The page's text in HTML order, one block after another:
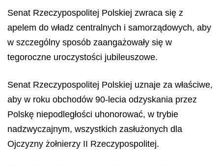
Senat Rzeczypospolitej Polskiej zwraca się z
apelem do władz centralnych i samorządowych, aby
w szczególny sposób zaangażowały się w
tegoroczne uroczystości jubileuszowe.
Senat Rzeczypospolitej Polskiej uznaje za właściwe,
aby w roku obchodów 90-lecia odzyskania przez
Polskę niepodległości uhonorować, w trybie
nadzwyczajnym, wszystkich zasłużonych dla
Ojczyzny żołnierzy II Rzeczypospolitej.